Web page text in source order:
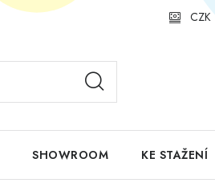
CZK
SHOWROOM KE STAŽENÍ